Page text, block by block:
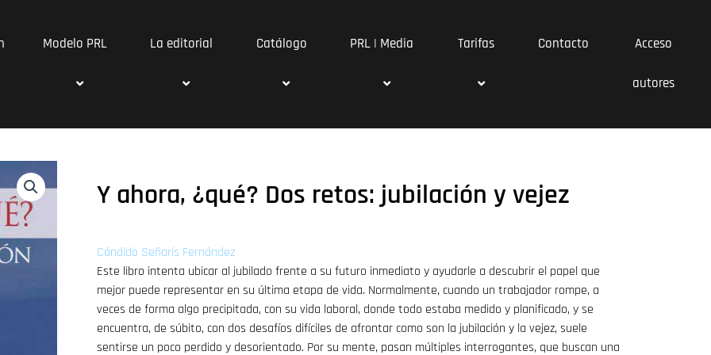
Modelo PRL La editorial Catálogo PRL | Media Tarifas Contacto Acceso
autores
Y ahora, ¿qué? Dos retos: jubilación y vejez
Cándido Señarís Fernández
Este libro intenta ubicar al jubilado frente a su futuro inmediato y ayudarle a descubrir el papel que
mejor puede representar en su última etapa de vida. Normalmente, cuando un trabajador rompe, a
veces de forma algo precipitada, con su vida laboral, donde todo estaba medido y planificado, y se
encuentra, de súbito, con dos desafíos difíciles de afrontar como son la jubilación y la vejez, suele
sentirse un poco perdido y desorientado. Por su mente, pasan múltiples interrogantes, que buscan una